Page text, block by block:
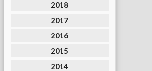
2018
2017
2016
2015
2014